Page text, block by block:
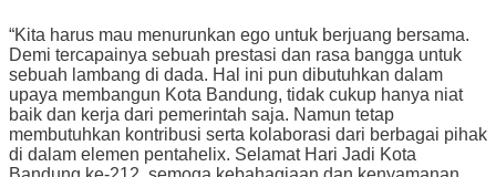
“Kita harus mau menurunkan ego untuk berjuang bersama.
Demi tercapainya sebuah prestasi dan rasa bangga untuk
sebuah lambang di dada. Hal ini pun dibutuhkan dalam
upaya membangun Kota Bandung, tidak cukup hanya niat
baik dan kerja dari pemerintah saja. Namun tetap
membutuhkan kontribusi serta kolaborasi dari berbagai pihak
di dalam elemen pentahelix. Selamat Hari Jadi Kota